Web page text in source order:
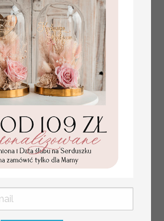
Promocja:
100 PLN/125.00 PLN